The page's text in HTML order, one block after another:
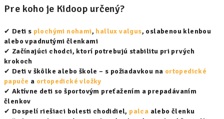
Pre koho je Kidoop určený?
✔ Deti s plochými nohami, hallux valgus, oslabenou klenbou
alebo vpadnutými členkami
✔ Začínajúci chodci, ktorí potrebujú stabilitu pri prvých
krokoch
✔ Deti v škôlke alebo škole – s požiadavkou na ortopedické
papuče a ortopedické vložky
✔ Aktívne deti so športovým preťažením a prepadávaním
členkov
✔ Dospelí riešiaci bolesti chodidiel, palca alebo členku